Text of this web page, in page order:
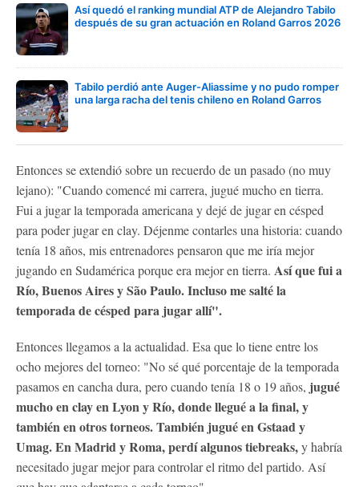
Así quedó el ranking mundial ATP de Alejandro Tabilo
después de su gran actuación en Roland Garros 2026
Tabilo perdió ante Auger-Aliassime y no pudo romper
una larga racha del tenis chileno en Roland Garros
Entonces se extendió sobre un recuerdo de un pasado (no muy
lejano): "Cuando comencé mi carrera, jugué mucho en tierra.
Fui a jugar la temporada americana y dejé de jugar en césped
para poder jugar en clay. Déjenme contarles una historia: cuando
tenía 18 años, mis entrenadores pensaron que me iría mejor
jugando en Sudamérica porque era mejor en tierra. Así que fui a
Río, Buenos Aires y São Paulo. Incluso me salté la
temporada de césped para jugar allí".
Entonces llegamos a la actualidad. Esa que lo tiene entre los
ocho mejores del torneo: "No sé qué porcentaje de la temporada
pasamos en cancha dura, pero cuando tenía 18 o 19 años, jugué
mucho en clay en Lyon y Río, donde llegué a la final, y
también en otros torneos. También jugué en Gstaad y
Umag. En Madrid y Roma, perdí algunos tiebreaks,y habría
necesitado jugar mejor para controlar el ritmo del partido. Así